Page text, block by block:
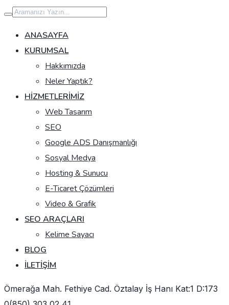
İçeriğe
geç
ANASAYFA
KURUMSAL
Hakkımızda
Neler Yaptık?
HIZMETLERIMIZ
Web Tasarım
SEO
Google ADS Danışmanlığı
Sosyal Medya
Hosting & Sunucu
E-Ticaret Çözümleri
Video & Grafik
SEO ARAÇLARI
Kelime Sayacı
BLOG
İLETIŞIM
Ömerağa Mah. Fethiye Cad. Öztalay İş Hanı Kat:1 D:173